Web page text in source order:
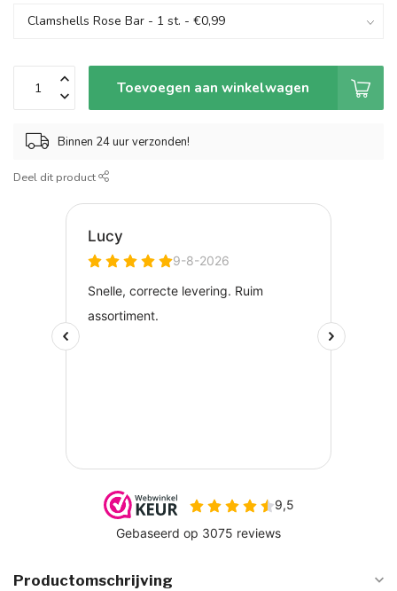
Toevoegen aan winkelwagen
Binnen 24 uur verzonden!
Deel dit product
Productomschrijving